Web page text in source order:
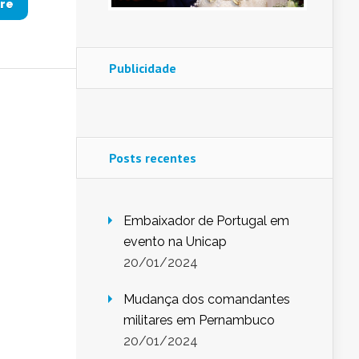
Publicidade
Posts recentes
Embaixador de Portugal em
evento na Unicap
20/01/2024
Mudança dos comandantes
militares em Pernambuco
20/01/2024